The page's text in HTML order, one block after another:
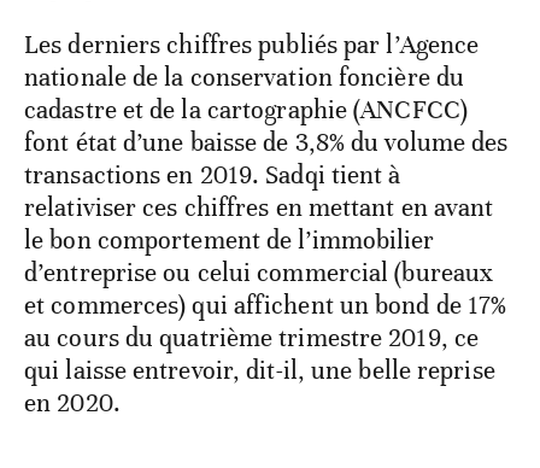
Les derniers chiffres publiés par l’Agence
nationale de la conservation foncière du
cadastre et de la cartographie (ANCFCC)
font état d’une baisse de 3,8% du volume des
transactions en 2019. Sadqi tient à
relativiser ces chiffres en mettant en avant
le bon comportement de l’immobilier
d’entreprise ou celui commercial (bureaux
et commerces) qui affichent un bond de 17%
au cours du quatrième trimestre 2019, ce
qui laisse entrevoir, dit-il, une belle reprise
en 2020.